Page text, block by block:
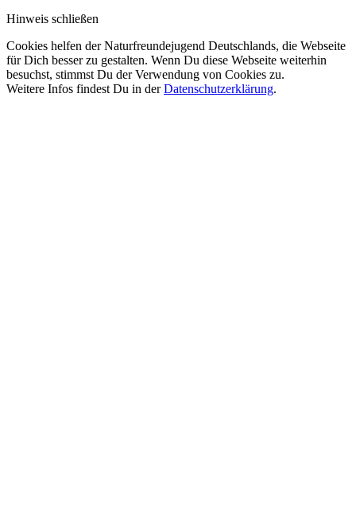
Hinweis schließen
Cookies helfen der Naturfreundejugend Deutschlands, die Webseite
für Dich besser zu gestalten. Wenn Du diese Webseite weiterhin
besuchst, stimmst Du der Verwendung von Cookies zu.
Weitere Infos findest Du in derDatenschutzerklärung.